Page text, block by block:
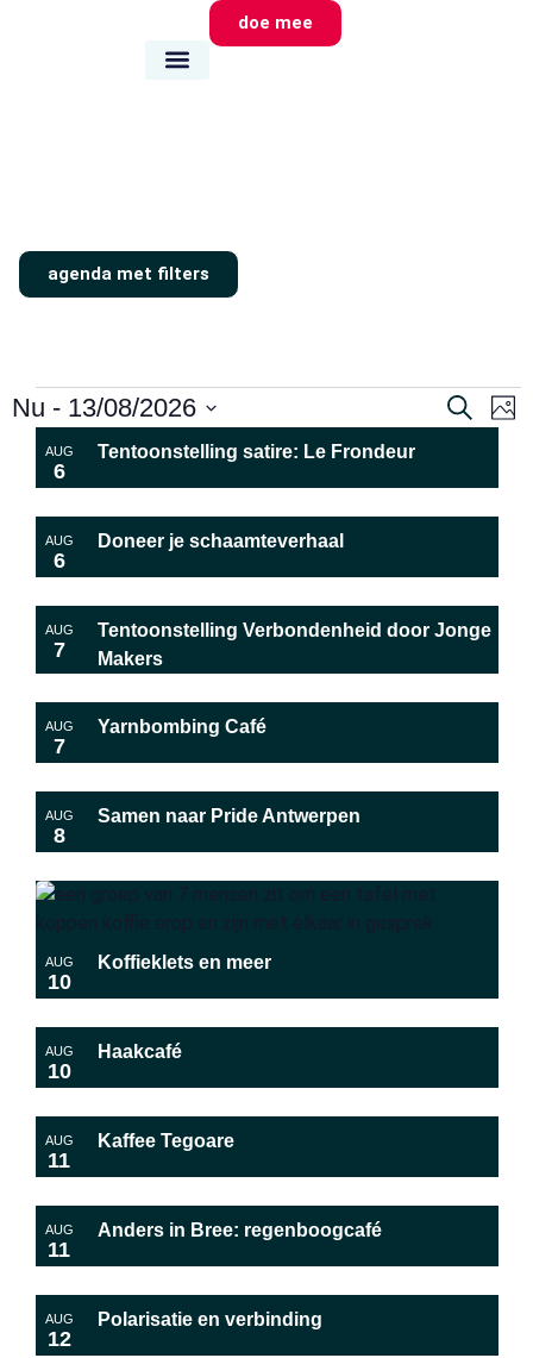
doe mee
agenda met filters
Zoeken
Foto
Nu - 13/08/2026
datum
List
of
events
in
Photo
View
AUG
6
Tentoonstelling satire: Le Frondeur
AUG
6
Doneer je schaamteverhaal
AUG
7
Tentoonstelling Verbondenheid door Jonge
Makers
AUG
7
Yarnbombing Café
AUG
8
Samen naar Pride Antwerpen
AUG
10
Koffieklets en meer
AUG
10
Haakcafé
AUG
11
Kaffee Tegoare
AUG
11
Anders in Bree: regenboogcafé
AUG
12
Polarisatie en verbinding